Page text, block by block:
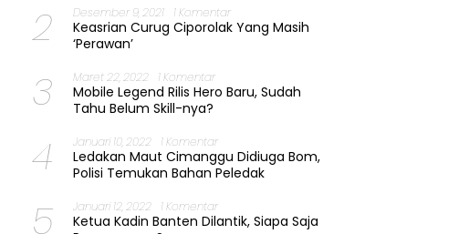
2 Desember 9, 2021 1 Komentar
Keasrian Curug Ciporolak Yang Masih
‘Perawan’
3 Maret 22, 2022 1 Komentar
Mobile Legend Rilis Hero Baru, Sudah
Tahu Belum Skill-nya?
4 Januari 10, 2022 1 Komentar
Ledakan Maut Cimanggu Didiuga Bom,
Polisi Temukan Bahan Peledak
5 Januari 12, 2022 1 Komentar
Ketua Kadin Banten Dilantik, Siapa Saja